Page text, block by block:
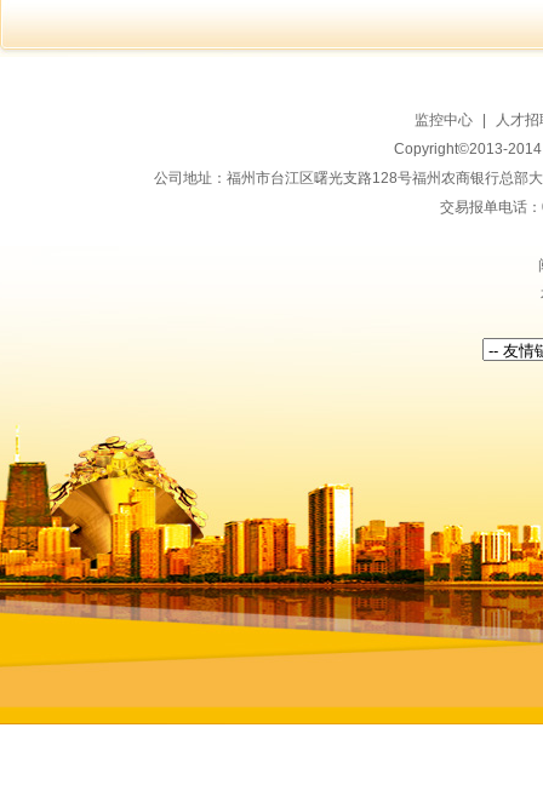
监控中心
人才招
Copyright©2013-
公司地址：福州市台江区曙光支路128号福州农商银行总
交易报单电话